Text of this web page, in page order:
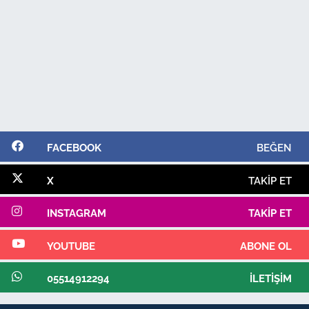
FACEBOOK BEĞEN
X TAKIP ET
INSTAGRAM TAKIP ET
YOUTUBE ABONE OL
05514912294 İLETIŞIM